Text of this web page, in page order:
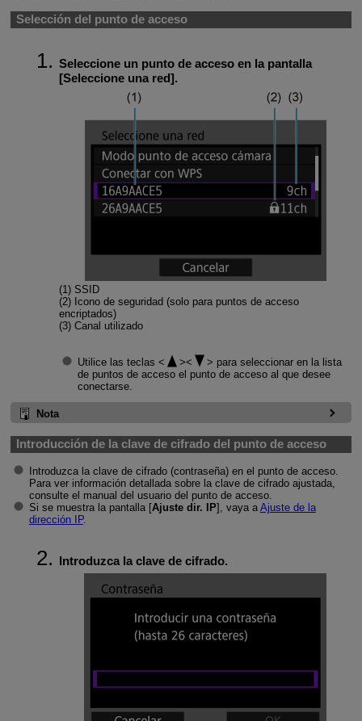
Selección del punto de acceso
Seleccione un punto de acceso en la pantalla
[Seleccione una red].
(1) SSID
(2) Icono de seguridad (solo para puntos de acceso
encriptados)
(3) Canal utilizado
Utilice las teclas
para seleccionar en la lista
de puntos de acceso el punto de acceso al que desee
conectarse.
Nota
Introducción de la clave de cifrado del punto de acceso
Introduzca la clave de cifrado (contraseña) en el punto de acceso.
Para ver información detallada sobre la clave de cifrado ajustada,
consulte el manual del usuario del punto de acceso.
Si se muestra la pantalla [Ajuste dir. IP], vaya a Ajuste de la
dirección IP.
Introduzca la clave de cifrado.